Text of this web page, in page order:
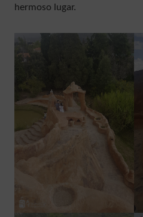
hermoso lugar.